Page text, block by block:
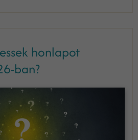
honlapot
ban?